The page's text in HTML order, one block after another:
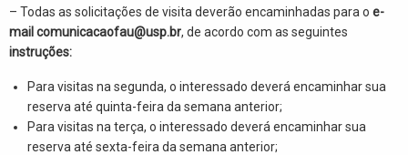
– Todas as solicitações de visita deverão encaminhadas para o e-
mail comunicacaofau@usp.br, de acordo com as seguintes
instruções:
Para visitas na segunda, o interessado deverá encaminhar sua
reserva até quinta-feira da semana anterior;
Para visitas na terça, o interessado deverá encaminhar sua
reserva até sexta-feira da semana anterior;